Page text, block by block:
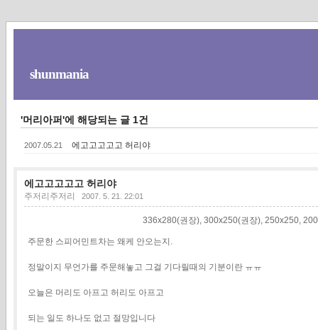
shunmania
'머리아퍼'에 해당되는 글 1건
2007.05.21 에고고고고고 허리야
에고고고고고 허리야
주저리주저리 2007. 5. 21. 22:01
336x280(권장), 300x250(권장), 250x250,
주문한 스피어민트차는 왜케 안오는지.
정말이지 무언가를 주문해놓고 그걸 기다릴때의 기분이란 ㅠㅠ
오늘은 머리도 아프고 허리도 아프고
되는 일도 하나도 없고 절망입니다